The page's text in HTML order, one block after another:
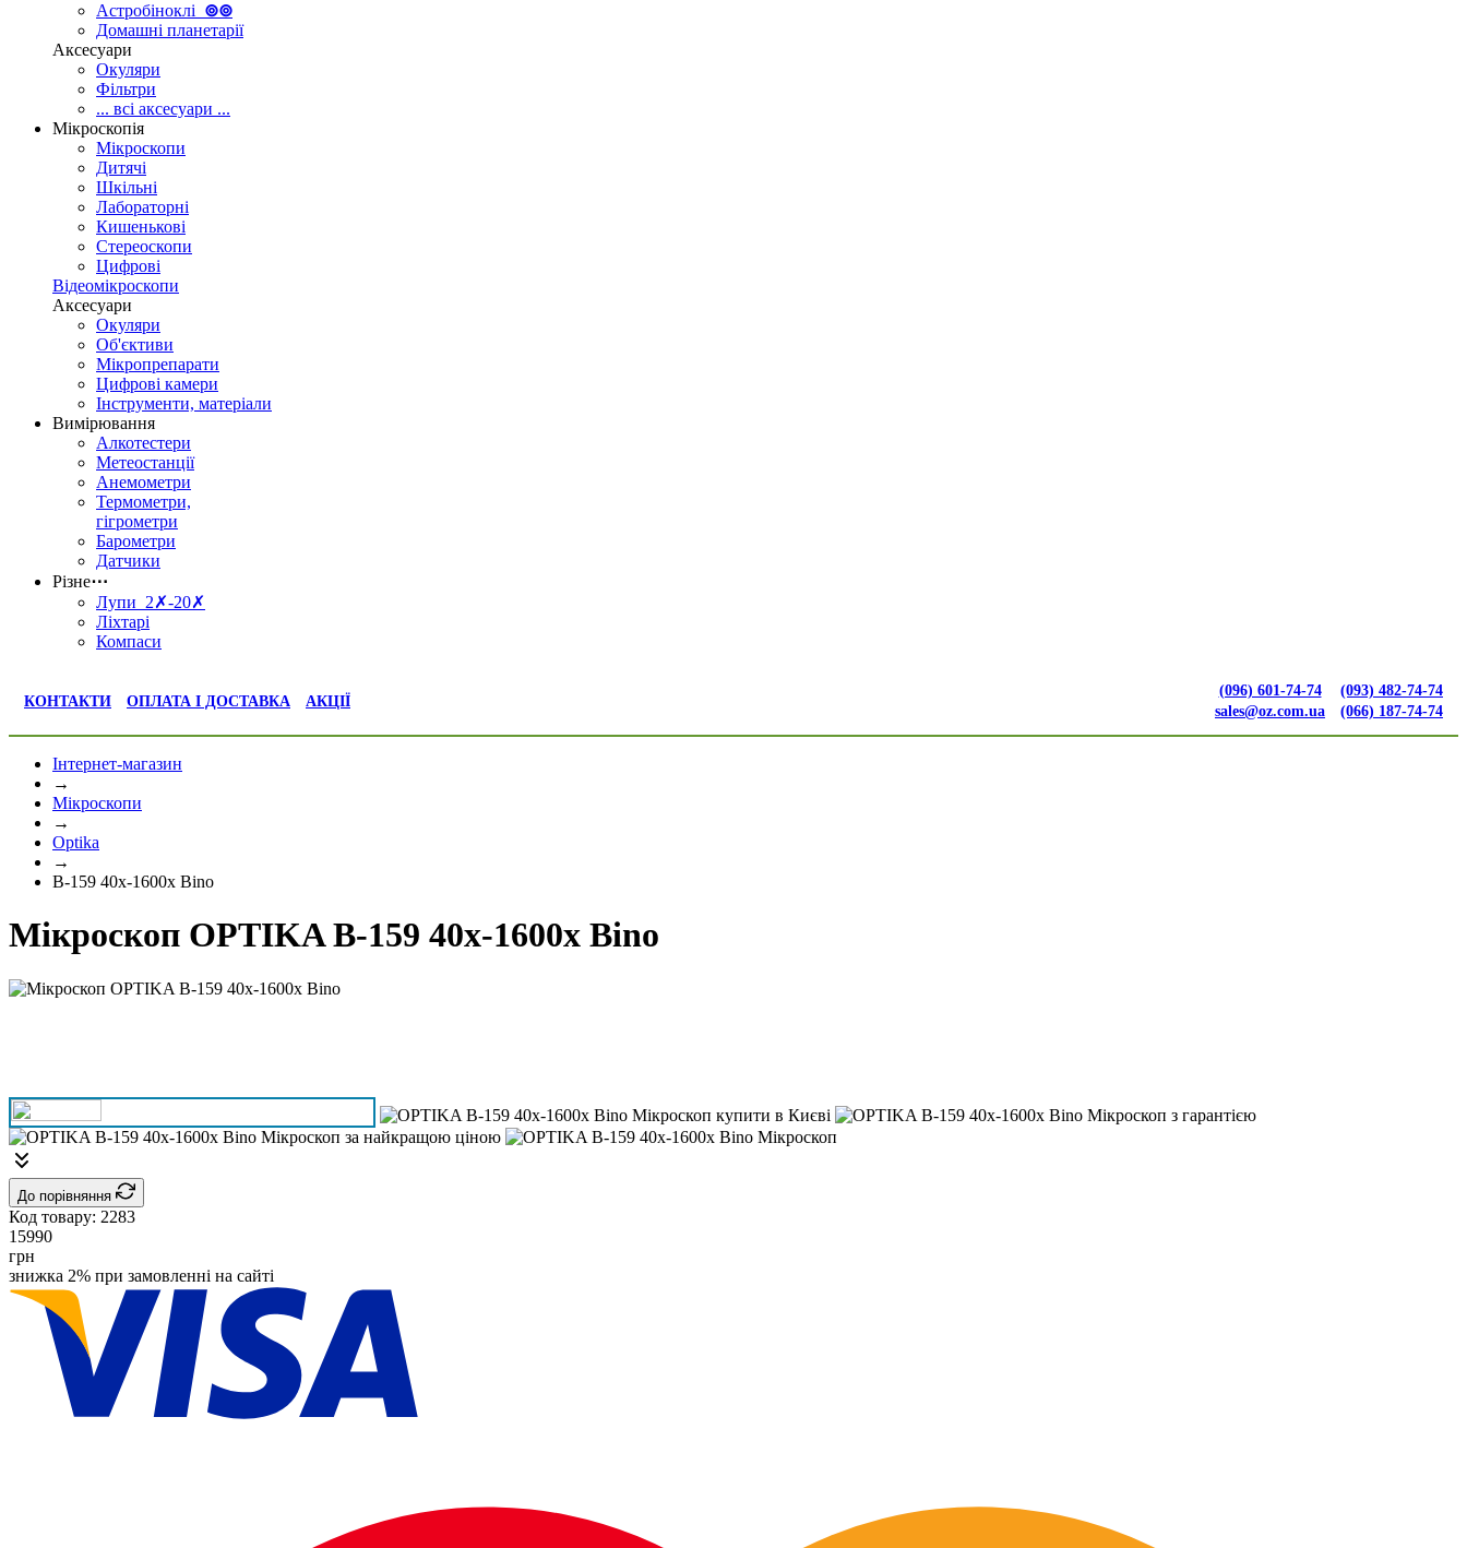
Астробіноклі ⊚⊚
Домашні планетарії
Аксесуари
Окуляри
Фільтри
... всі аксесуари ...
Мікроскопія
Мікроскопи
Дитячі
Шкільні
Лабораторні
Кишенькові
Стереоскопи
Цифрові
Відеомікроскопи
Аксесуари
Окуляри
Об'єктиви
Мікропрепарати
Цифрові камери
Інструменти, матеріали
Вимірювання
Алкотестери
Метеостанції
Анемометри
Термометри,
гігрометри
Барометри
Датчики
Різне⋯
Лупи 2✗-20✗
Ліхтарі
Компаси
КОНТАКТИ ОПЛАТА І ДОСТАВКА АКЦІЇ
(096) 601-74-74
sales@oz.com.ua
(093) 482-74-74
(066) 187-74-74
Інтернет-магазин
→
Мікроскопи
→
Optika
→
B-159 40x-1600x Bino
Мікроскоп OPTIKA B-159 40x-1600x Bino
До порівняння
Код товару: 2283
15990
грн
знижка 2% при замовленні на сайті